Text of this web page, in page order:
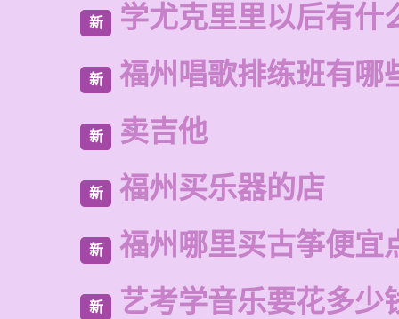
新 学尤克里里以后有什
新 福州唱歌排练班有哪
新 卖吉他
新 福州买乐器的店
新 福州哪里买古筝便宜
新 艺考学音乐要花多少